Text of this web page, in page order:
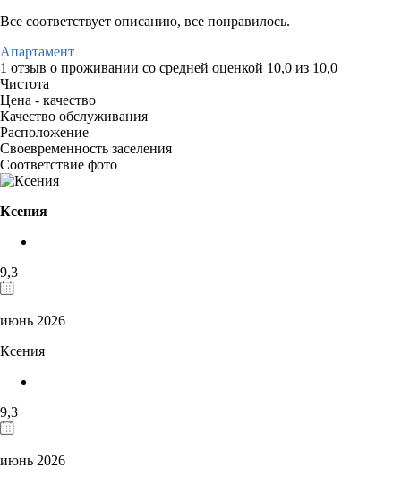
Все соответствует описанию, все понравилось.
Апартамент
1 отзыв о проживании со средней оценкой 10,0 из 10,0
Чистота
Цена - качество
Качество обслуживания
Расположение
Своевременность заселения
Соответствие фото
Ксения
9,3
июнь 2026
Ксения
9,3
июнь 2026